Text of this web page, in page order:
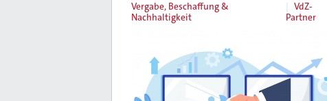
Vergabe, Beschaffung &
Nachhaltigkeit
VdZ-
Partner